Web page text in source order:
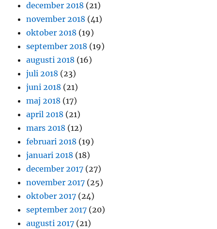
december 2018 (21)
november 2018 (41)
oktober 2018 (19)
september 2018 (19)
augusti 2018 (16)
juli 2018 (23)
juni 2018 (21)
maj 2018 (17)
april 2018 (21)
mars 2018 (12)
februari 2018 (19)
januari 2018 (18)
december 2017 (27)
november 2017 (25)
oktober 2017 (24)
september 2017 (20)
augusti 2017 (21)